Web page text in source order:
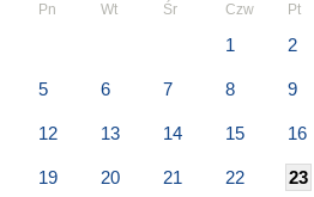
Pn Wt Śr Czw Pt
1 2
5 6 7 8 9
12 13 14 15 16
19 20 21 22 23